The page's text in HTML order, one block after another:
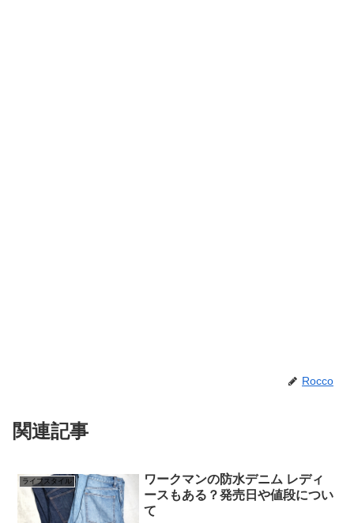
Rocco
関連記事
ライフスタイル
ワークマンの防水デニム レディ
ースもある？発売日や値段につい
て